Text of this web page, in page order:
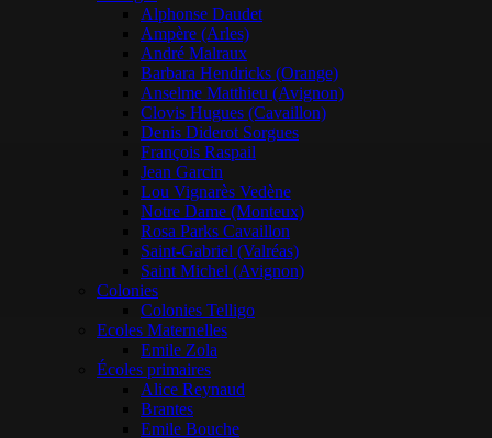
Alphonse Daudet
Ampère (Arles)
André Malraux
Barbara Hendricks (Orange)
Anselme Matthieu (Avignon)
Clovis Hugues (Cavaillon)
Denis Diderot Sorgues
François Raspail
Jean Garcin
Lou Vignarès Vedène
Notre Dame (Monteux)
Rosa Parks Cavaillon
Saint-Gabriel (Valréas)
Saint Michel (Avignon)
Colonies
Colonies Telligo
Ecoles Maternelles
Emile Zola
Écoles primaires
Alice Reynaud
Brantes
Emile Bouche